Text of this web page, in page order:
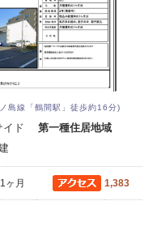
島線「鶴間駅」徒歩約16分)
サイド第一種住居地域
1ヶ月 1,383